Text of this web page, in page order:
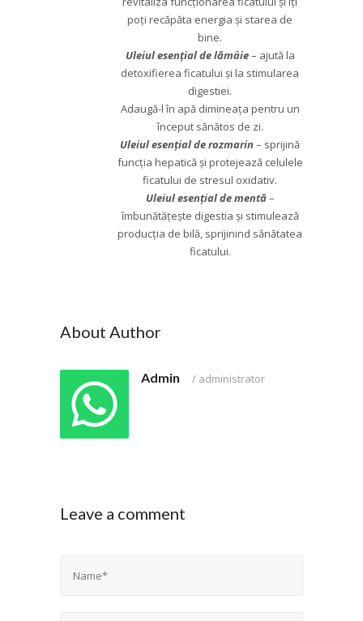
poți recăpăta energia și starea de
bine.
Uleiul esențial de lămâie– ajută la
detoxifierea ficatului și la stimularea
digestiei.
Adaugă-l în apă dimineața pentru un
început sănătos de zi.
Uleiul esențial de rozmarin – sprijină
funcția hepatică și protejează celulele
ficatului de stresul oxidativ.
Uleiul esențial de mentă–
îmbunătățește digestia și stimulează
producția de bilă, sprijinind sănătatea
ficatului.
About Author
Admin / administrator
Leave a comment